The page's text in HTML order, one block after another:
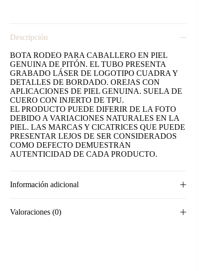
Descripción
BOTA RODEO PARA CABALLERO EN PIEL
GENUINA DE PITÓN. EL TUBO PRESENTA
GRABADO LÁSER DE LOGOTIPO CUADRA Y
DETALLES DE BORDADO. OREJAS CON
APLICACIONES DE PIEL GENUINA. SUELA DE
CUERO CON INJERTO DE TPU.
EL PRODUCTO PUEDE DIFERIR DE LA FOTO
DEBIDO A VARIACIONES NATURALES EN LA
PIEL. LAS MARCAS Y CICATRICES QUE PUEDE
PRESENTAR LEJOS DE SER CONSIDERADOS
COMO DEFECTO DEMUESTRAN
AUTENTICIDAD DE CADA PRODUCTO.
Información adicional
Valoraciones (0)